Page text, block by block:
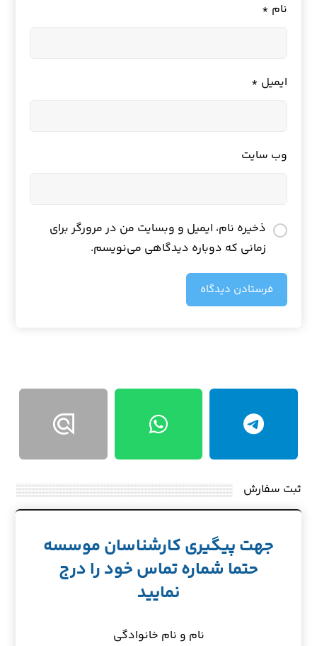
نام *
ایمیل *
وب‌ سایت
ذخیره نام، ایمیل و وبسایت من در مرورگر برای
زمانی که دوباره دیدگاهی می‌نویسم.
فرستادن دیدگاه
ثبت سفارش
جهت پیگیری کارشناسان موسسه
حتما شماره تماس خود را درج
نمایید
نام و نام خانوادگی